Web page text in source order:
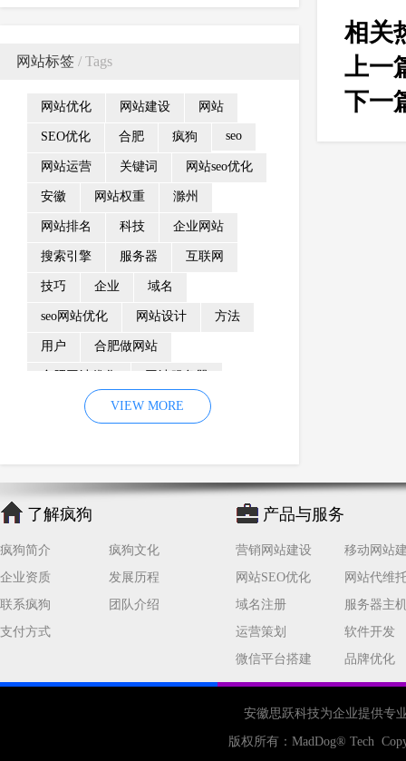
网站标签 / Tags
网站优化 网站建设 网站
SEO优化 合肥 疯狗 seo
网站运营 关键词 网站seo优化
安徽 网站权重 滁州
网站排名 科技 企业网站
搜索引擎 服务器 互联网
技巧 企业 域名
seo网站优化 网站设计 方法
用户 合肥做网站
优化 网站降权
企业网站建设 效果 页面
网络营销 因素 网络公司
网站流量
百度优化 网站收录
网站seo 专业
VIEW MORE
相关
上一
下一
了解疯狗
疯狗简介
疯狗文化
企业资质
发展历程
联系疯狗
团队介绍
支付方式
产品与服务
营销网站建设
移动网站
网站SEO优化
网站代维
域名注册
服务器主
运营策划
软件开发
微信平台搭建
品牌优化
安徽思跃科技为企业提供专
版权所有： MadDog® Tech